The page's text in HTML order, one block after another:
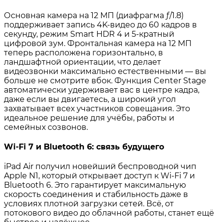
Основная камера на 12 МП (диафрагма ƒ/1.8)
поддерживает запись 4K-видео до 60 кадров в
секунду, режим Smart HDR 4 и 5-кратный
цифровой зум. Фронтальная камера на 12 МП
теперь расположена горизонтально, в
ландшафтной ориентации, что делает
видеозвонки максимально естественными — вы
больше не смотрите вбок. Функция Center Stage
автоматически удерживает вас в центре кадра,
даже если вы двигаетесь, а широкий угол
захватывает всех участников совещания. Это
идеальное решение для учёбы, работы и
семейных созвонов.
Wi-Fi 7 и Bluetooth 6: связь будущего
iPad Air получил новейший беспроводной чип
Apple N1, который открывает доступ к Wi‑Fi 7 и
Bluetooth 6. Это гарантирует максимальную
скорость соединения и стабильность даже в
условиях плотной загрузки сетей. Всё, от
потокового видео до облачной работы, станет ещё